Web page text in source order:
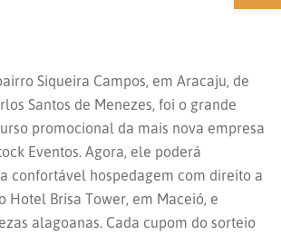
Siqueira Campos, em Aracaju, de
Santos de Menezes, foi o grande
promocional da mais nova empresa
Eventos. Agora, ele poderá
confortável hospedagem com direito a
Hotel Brisa Tower, em Maceió, e
alagoanas. Cada cupom do sorteio